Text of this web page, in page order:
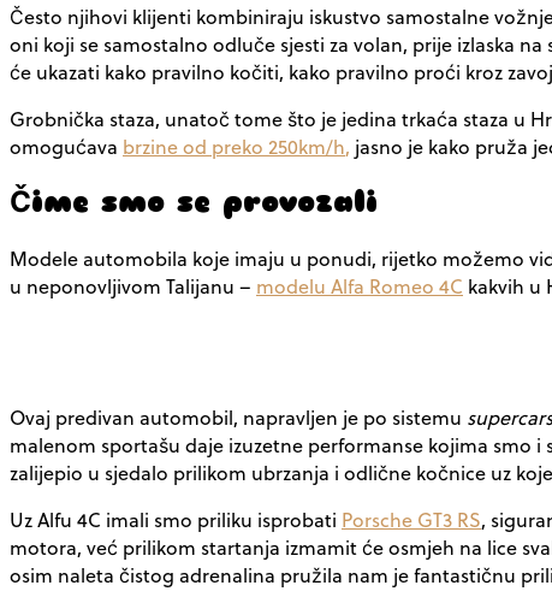
Često njihovi klijenti kombiniraju iskustvo samostalne
oni koji se samostalno odluče sjesti za volan, prije izlaska
će ukazati kako pravilno kočiti, kako pravilno proći kroz
Grobnička staza, unatoč tome što je jedina trkaća staza u
omogućava brzine od preko 250km/h, jasno je kako pruža
Čime smo se provozali
Modele automobila koje imaju u ponudi, rijetko možemo
u neponovljivom Talijanu – modelu Alfa Romeo 4C kakvih u
Ovaj predivan automobil, napravljen je po sistemu
malenom sportašu daje izuzetne performanse kojima smo
zalijepio u sjedalo prilikom ubrzanja i odlične kočnice uz
Uz Alfu 4C imali smo priliku isprobati Porsche GT3 RS,
motora, već prilikom startanja izmamit će osmjeh na lice
osim naleta čistog adrenalina pružila nam je fantastičnu